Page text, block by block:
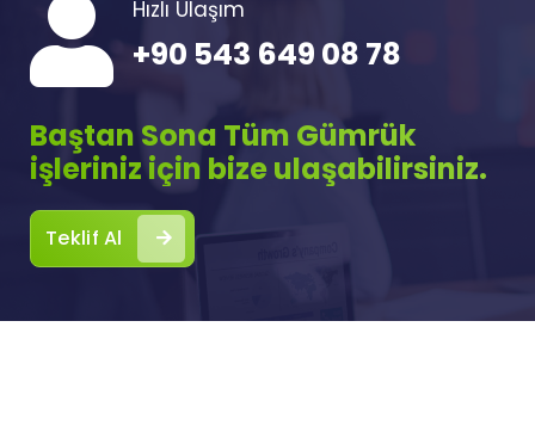
Hızlı Ulaşım
+90 543 649 08 78
Baştan Sona Tüm Gümrük
işleriniz için bize ulaşabilirsiniz.
Teklif Al